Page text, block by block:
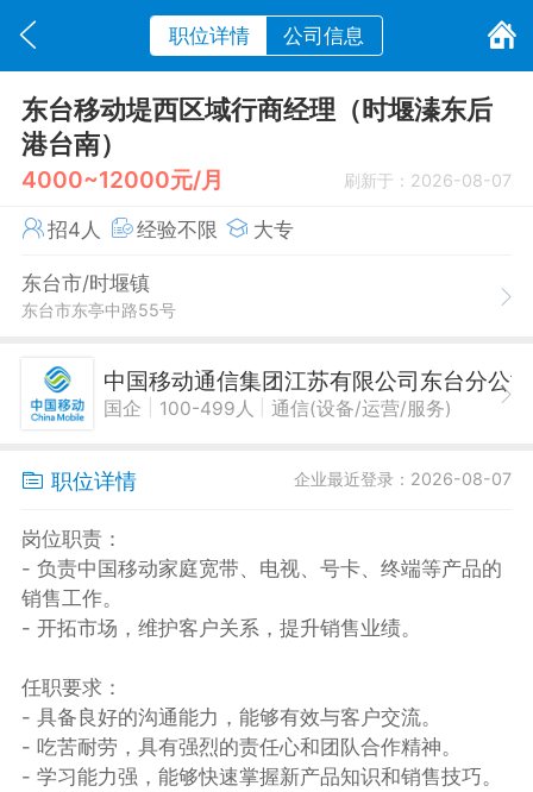
职位详情 公司信息
东台移动堤西区域行商经理（时堰溱东后
港台南）
4000~12000元/月 刷新于：2026-08-07
招4人 经验不限 大专
东台市/时堰镇
东台市东亭中路55号
中国移动通信集团江苏有限公司东台分公司
国企 100-499人 通信(设备/运营/服务)
职位详情 企业最近登录：2026-08-07
岗位职责：
- 负责中国移动家庭宽带、电视、号卡、终端等产品的
销售工作。
- 开拓市场，维护客户关系，提升销售业绩。
任职要求：
- 具备良好的沟通能力，能够有效与客户交流。
- 吃苦耐劳，具有强烈的责任心和团队合作精神。
- 学习能力强，能够快速掌握新产品知识和销售技巧。